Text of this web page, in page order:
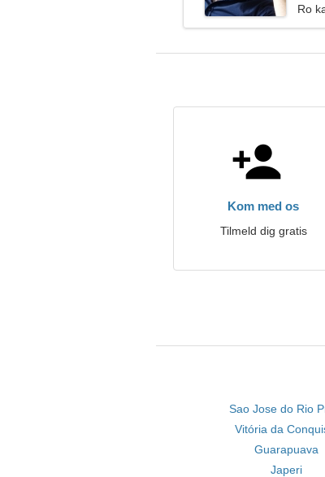
Ro
Kom med os
Tilmeld dig gratis
Sao Jose do Rio
Vitória da
Guarapuava
Japeri